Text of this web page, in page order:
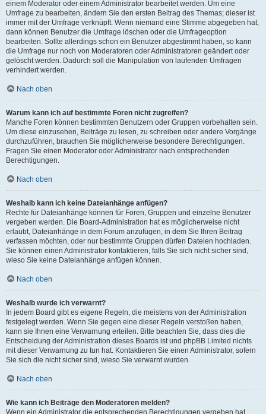
einem Moderator oder einem Administrator bearbeitet werden. Um eine
Umfrage zu bearbeiten, ändern Sie den ersten Beitrag des Themas; dieser ist
immer mit der Umfrage verknüpft. Wenn niemand eine Stimme abgegeben hat,
dann können Benutzer die Umfrage löschen oder die Umfrageoption
bearbeiten. Sollte allerdings schon ein Benutzer abgestimmt haben, so kann
die Umfrage nur noch von Moderatoren oder Administratoren geändert oder
gelöscht werden. Dadurch soll die Manipulation von laufenden Umfragen
verhindert werden.
Nach oben
Warum kann ich auf bestimmte Foren nicht zugreifen?
Manche Foren können bestimmten Benutzern oder Gruppen vorbehalten sein.
Um diese einzusehen, Beiträge zu lesen, zu schreiben oder andere Vorgänge
durchzuführen, brauchen Sie möglicherweise besondere Berechtigungen.
Fragen Sie einen Moderator oder Administrator nach entsprechenden
Berechtigungen.
Nach oben
Weshalb kann ich keine Dateianhänge anfügen?
Rechte für Dateianhänge können für Foren, Gruppen und einzelne Benutzer
vergeben werden. Die Board-Administration hat es möglicherweise nicht
erlaubt, Dateianhänge in dem Forum anzufügen, in dem Sie Ihren Beitrag
verfassen möchten, oder nur bestimmte Gruppen dürfen Dateien hochladen.
Sie können einen Administrator kontaktieren, falls Sie sich nicht sicher sind,
wieso Sie keine Dateianhänge anfügen können.
Nach oben
Weshalb wurde ich verwarnt?
In jedem Board gibt es eigene Regeln, die meistens von der Administration
festgelegt werden. Wenn Sie gegen eine dieser Regeln verstoßen haben,
kann sie Ihnen eine Verwarnung erteilen. Bitte beachten Sie, dass dies die
Entscheidung der Administration dieses Boards ist und phpBB Limited nichts
mit dieser Verwarnung zu tun hat. Kontaktieren Sie einen Administrator, sofern
Sie sich die nicht sicher sind, wieso Sie verwarnt wurden.
Nach oben
Wie kann ich Beiträge den Moderatoren melden?
Wenn ein Administrator die entsprechenden Berechtigungen vergeben hat,